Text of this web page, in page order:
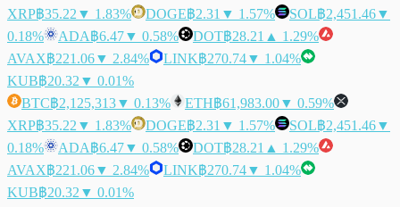
XRP฿35.22 ▼ 1.83% DOGE฿2.31 ▼ 1.57% SOL฿2,451.46▼
0.18%
ADA฿6.47▼ 0.58% DOT฿28.21 ▲ 1.29%
AVAX฿221.06▼ 2.84% LINK฿270.74▼ 1.04%
KUB฿20.32 ▼ 0.01%
BTC฿2,125,313▼ 0.13% ETH฿61,983.00▼ 0.59%
XRP฿35.22 ▼ 1.83% DOGE฿2.31 ▼ 1.57% SOL฿2,451.46▼
0.18%
ADA฿6.47▼ 0.58% DOT฿28.21 ▲ 1.29%
AVAX฿221.06▼ 2.84% LINK฿270.74▼ 1.04%
KUB฿20.32 ▼ 0.01%